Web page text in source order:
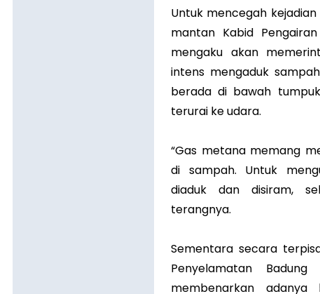
Untuk mencegah
mantan Kabid
mengaku akan
intens mengaduk
berada di bawah
terurai ke udara.
“Gas metana memang
di sampah. Untuk
diaduk dan disiram,
terangnya.
Sementara secara
Penyelamatan
membenarkan